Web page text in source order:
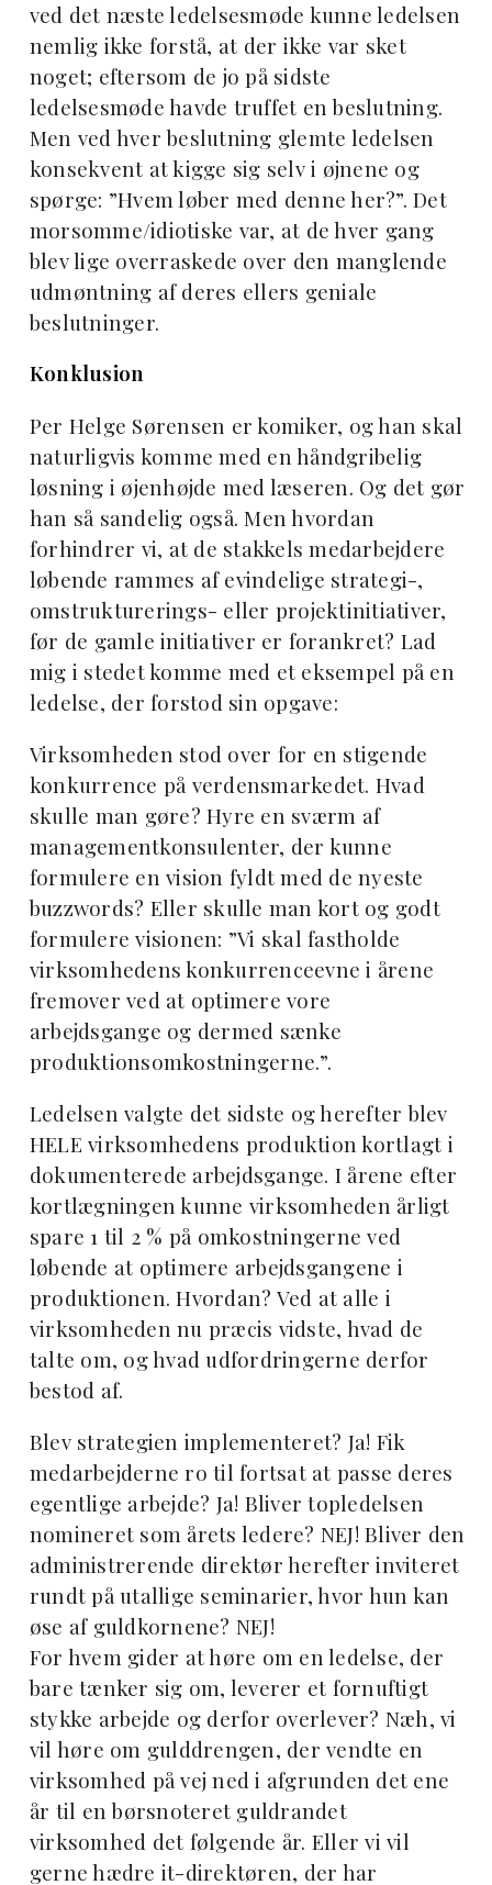
ved det næste ledelsesmøde kunne ledelsen
nemlig ikke forstå, at der ikke var sket
noget; eftersom de jo på sidste
ledelsesmøde havde truffet en beslutning.
Men ved hver beslutning glemte ledelsen
konsekvent at kigge sig selv i øjnene og
spørge: ”Hvem løber med denne her?”. Det
morsomme/idiotiske var, at de hver gang
blev lige overraskede over den manglende
udmøntning af deres ellers geniale
beslutninger.
Konklusion
Per Helge Sørensen er komiker, og han skal
naturligvis komme med en håndgribelig
løsning i øjenhøjde med læseren. Og det gør
han så sandelig også. Men hvordan
forhindrer vi, at de stakkels medarbejdere
løbende rammes af evindelige strategi-,
omstrukturerings- eller projektinitiativer,
før de gamle initiativer er forankret? Lad
mig i stedet komme med et eksempel på en
ledelse, der forstod sin opgave:
Virksomheden stod over for en stigende
konkurrence på verdensmarkedet. Hvad
skulle man gøre? Hyre en sværm af
managementkonsulenter, der kunne
formulere en vision fyldt med de nyeste
buzzwords? Eller skulle man kort og godt
formulere visionen: ”Vi skal fastholde
virksomhedens konkurrenceevne i årene
fremover ved at optimere vore
arbejdsgange og dermed sænke
produktionsomkostningerne.”.
Ledelsen valgte det sidste og herefter blev
HELE virksomhedens produktion kortlagt i
dokumenterede arbejdsgange. I årene efter
kortlægningen kunne virksomheden årligt
spare 1 til 2 % på omkostningerne ved
løbende at optimere arbejdsgangene i
produktionen. Hvordan? Ved at alle i
virksomheden nu præcis vidste, hvad de
talte om, og hvad udfordringerne derfor
bestod af.
Blev strategien implementeret? Ja! Fik
medarbejderne ro til fortsat at passe deres
egentlige arbejde? Ja! Bliver topledelsen
nomineret som årets ledere? NEJ! Bliver den
administrerende direktør herefter inviteret
rundt på utallige seminarier, hvor hun kan
øse af guldkornene? NEJ!
For hvem gider at høre om en ledelse, der
bare tænker sig om, leverer et fornuftigt
stykke arbejde og derfor overlever? Næh, vi
vil høre om gulddrengen, der vendte en
virksomhed på vej ned i afgrunden det ene
år til en børsnoteret guldrandet
virksomhed det følgende år. Eller vi vil
gerne hædre it-direktøren, der har